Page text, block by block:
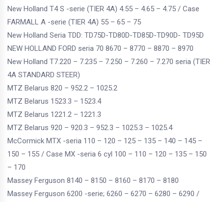
New Holland T4 S -serie (TIER 4A) 4.55 – 4.65 – 4.75 / Case
FARMALL A -serie (TIER 4A) 55 – 65 – 75
New Holland Seria TDD: TD75D-TD80D-TD85D-TD90D- TD95D
NEW HOLLAND FORD seria 70 8670 – 8770 – 8870 – 8970
New Holland T7.220 – 7.235 – 7.250 – 7.260 – 7.270 seria (TIER
4A STANDARD STEER)
MTZ Belarus 820 – 952.2 – 1025.2
MTZ Belarus 1523.3 – 1523.4
MTZ Belarus 1221.2 – 1221.3
MTZ Belarus 920 – 920.3 – 952.3 – 1025.3 – 1025.4
McCormick MTX -seria 110 – 120 – 125 – 135 – 140 – 145 –
150 – 155 / Case MX -seria 6 cyl 100 – 110 – 120 – 135 – 150
– 170
Massey Ferguson 8140 – 8150 – 8160 – 8170 – 8180
Massey Ferguson 6200 -serie; 6260 – 6270 – 6280 – 6290 /